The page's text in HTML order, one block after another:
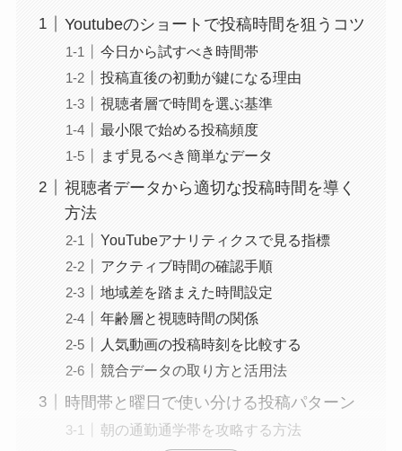
Youtubeのショートで投稿時間を狙うコツ
今日から試すべき時間帯
投稿直後の初動が鍵になる理由
視聴者層で時間を選ぶ基準
最小限で始める投稿頻度
まず見るべき簡単なデータ
視聴者データから適切な投稿時間を導く
方法
YouTubeアナリティクスで見る指標
アクティブ時間の確認手順
地域差を踏まえた時間設定
年齢層と視聴時間の関係
人気動画の投稿時刻を比較する
競合データの取り方と活用法
時間帯と曜日で使い分ける投稿パターン
朝の通勤通学帯を攻略する方法